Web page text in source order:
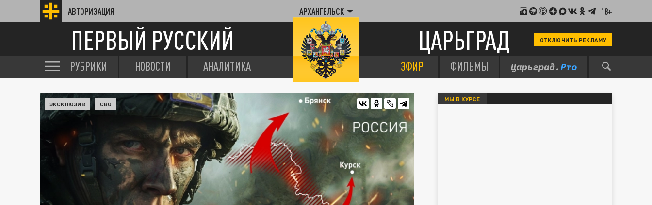
АВТОРИЗАЦИЯ АРХАНГЕЛЬСК 18+
ПЕРВЫЙ РУССКИЙ ЦАРЬГРАД ОТКЛЮЧИТЬ РЕКЛАМУ
РУБРИКИ НОВОСТИ АНАЛИТИКА ЭФИР ФИЛЬМЫ
ЭКСКЛЮЗИВ СВО
МЫ В КУРСЕ